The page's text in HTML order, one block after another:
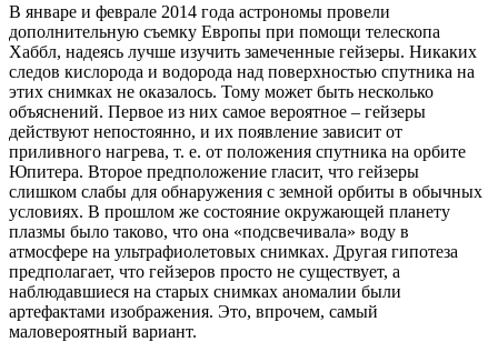
В январе и феврале 2014 года астрономы провели
дополнительную съемку Европы при помощи телескопа
Хаббл, надеясь лучше изучить замеченные гейзеры. Никаких
следов кислорода и водорода над поверхностью спутника на
этих снимках не оказалось. Тому может быть несколько
объяснений. Первое из них самое вероятное – гейзеры
действуют непостоянно, и их появление зависит от
приливного нагрева, т. е. от положения спутника на орбите
Юпитера. Второе предположение гласит, что гейзеры
слишком слабы для обнаружения с земной орбиты в обычных
условиях. В прошлом же состояние окружающей планету
плазмы было таково, что она «подсвечивала» воду в
атмосфере на ультрафиолетовых снимках. Другая гипотеза
предполагает, что гейзеров просто не существует, а
наблюдавшиеся на старых снимках аномалии были
артефактами изображения. Это, впрочем, самый
маловероятный вариант.